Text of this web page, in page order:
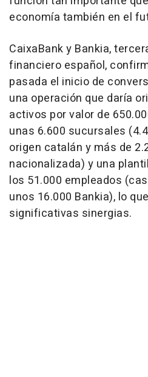
economía también en el
CaixaBank y Bankia,
financiero español,
pasada el inicio de
una operación que daría
activos por valor de
unas 6.600 sucursales
origen catalán y más de
nacionalizada) y una
los 51.000 empleados
unos 16.000 Bankia), lo
significativas sinergias.